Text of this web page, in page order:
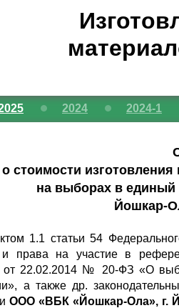
2024 2024-1
о стоимости
на выборах в единый
Йошкар-
1.1 статьи 54
и права на участие в
от 22.02.2014 № 20-ФЗ «О
а также др.
ООО «ВБК «Йошкар-Ола», г.